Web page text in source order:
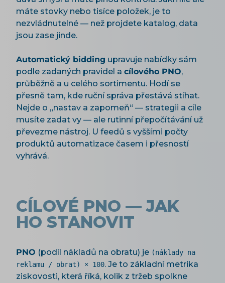
máte stovky nebo tisíce položek, je to
nezvládnutelné — než projdete katalog, data
jsou zase jinde.
Automatický bidding upravuje nabídky sám
podle zadaných pravidel a cílového PNO,
průběžně a u celého sortimentu. Hodí se
přesně tam, kde ruční správa přestává stíhat.
Nejde o „nastav a zapomeň“ — strategii a cíle
musíte zadat vy — ale rutinní přepočítávání už
převezme nástroj. U feedů s vyššími počty
produktů automatizace časem i přesností
vyhrává.
CÍLOVÉ PNO — JAK
HO STANOVIT
PNO (podíl nákladů na obratu) je (náklady na
reklamu / obrat) × 100. Je to základní metrika
ziskovosti, která říká, kolik z tržeb spolkne